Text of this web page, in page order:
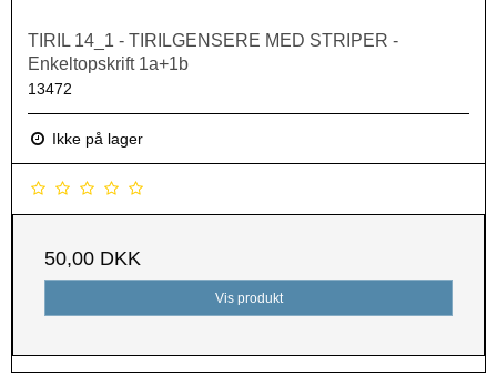
TIRIL 14_1 - TIRILGENSERE MED STRIPER -
Enkeltopskrift 1a+1b
13472
Ikke på lager
50,00 DKK
Vis produkt